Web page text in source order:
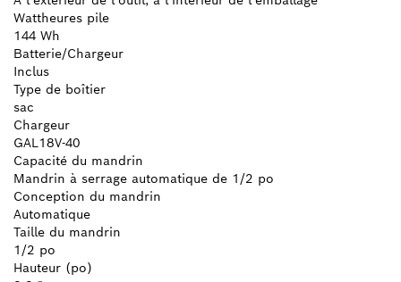
Wattheures pile
144 Wh
Batterie/Chargeur
Inclus
Type de boîtier
sac
Chargeur
GAL18V-40
Capacité du mandrin
Mandrin à serrage automatique de 1/2 po
Conception du mandrin
Automatique
Taille du mandrin
1/2 po
Hauteur (po)